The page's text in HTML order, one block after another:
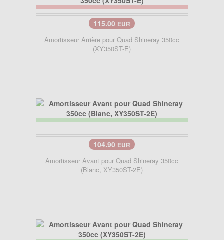
115.00 EUR
Amortisseur Arrière pour Quad Shineray 350cc
(XY350ST-E)
104.90 EUR
Amortisseur Avant pour Quad Shineray 350cc
(Blanc, XY350ST-2E)